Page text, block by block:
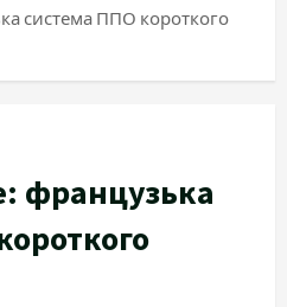
система ППО короткого
французька